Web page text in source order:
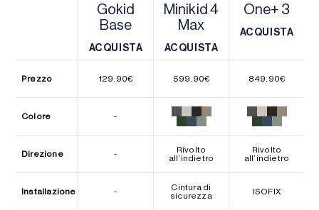
Gokid
Base
ACQUISTA
ACQUISTA
Minikid 4
Max
ACQUISTA
ACQUISTA
One+ 3
ACQUISTA
Prezzo 129.90€ 599.90€ 849.90€
Colore -
Direzione -
Rivolto
all’indietro
Rivolto
all’indietro
Installazione -
Cintura di
sicurezza
ISOFIX